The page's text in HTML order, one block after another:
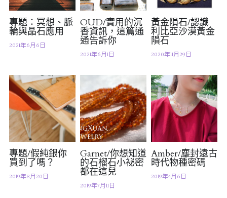
專題：冥想、脈
輪與晶石應用
2021年6月6日
OUD/實用的沉
香資訊，這篇通
通告訴你
2021年6月1日
黃金隕石/認識
利比亞沙漠黃金
隕石
2020年11月29日
專題/假純銀你
買到了嗎？
2019年8月20日
Garnet/你想知道
的石榴石小祕密
都在這兒
2019年7月11日
Amber/塵封遠古
時代物種密碼
2019年4月6日